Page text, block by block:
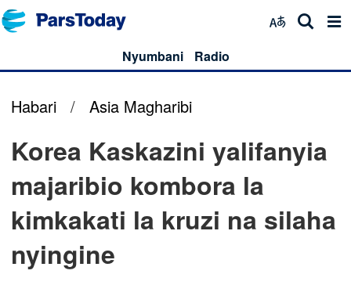
Nyumbani Radio
Habari / Asia Magharibi
Korea Kaskazini yalifanyia
majaribio kombora la
kimkakati la kruzi na silaha
nyingine